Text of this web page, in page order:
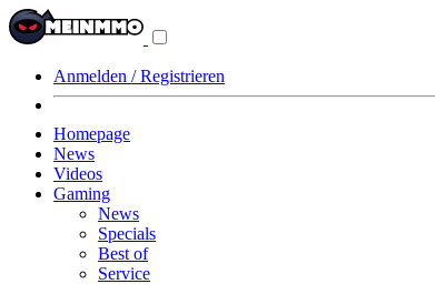
Anmelden / Registrieren
Homepage
News
Videos
Gaming
News
Specials
Best of
Service